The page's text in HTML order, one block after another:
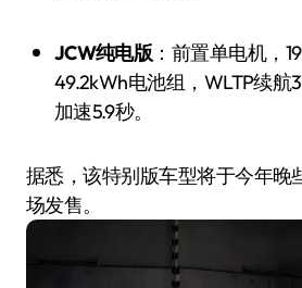
JCW纯电版 ：前置单电机，
49.2kWh电池组，WLTP续
加速5.9秒。
据悉，该特别版车型将于今年晚
场发售。